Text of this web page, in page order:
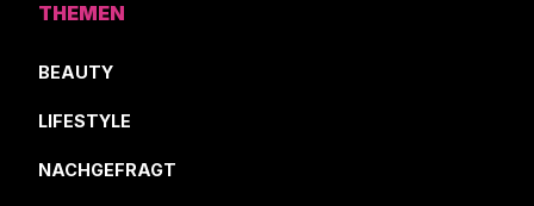
THEMEN
BEAUTY
LIFESTYLE
NACHGEFRAGT